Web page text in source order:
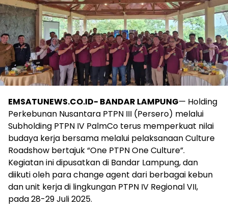
EMSATUNEWS.CO.ID- BANDAR LAMPUNG— Holding
Perkebunan Nusantara PTPN III (Persero) melalui
Subholding PTPN IV PalmCo terus memperkuat nilai
budaya kerja bersama melalui pelaksanaan Culture
Roadshow bertajuk “One PTPN One Culture”.
Kegiatan ini dipusatkan di Bandar Lampung, dan
diikuti oleh para change agent dari berbagai kebun
dan unit kerja di lingkungan PTPN IV Regional VII,
pada 28-29 Juli 2025.